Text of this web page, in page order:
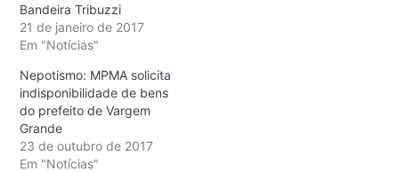
Bandeira Tribuzzi
21 de janeiro de 2017
Em "Notícias"
Nepotismo: MPMA solicita
indisponibilidade de bens
do prefeito de Vargem
Grande
23 de outubro de 2017
Em "Notícias"